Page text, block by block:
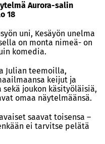
Aurora-salin
18
uni, Kesäyön unelma
on monta nimeä- on
komedia.
Julian teemoilla,
keijut ja
joukon käsityöläisiä,
omaa näytelmäänsä.
saavat toisensa –
ei tarvitse pelätä